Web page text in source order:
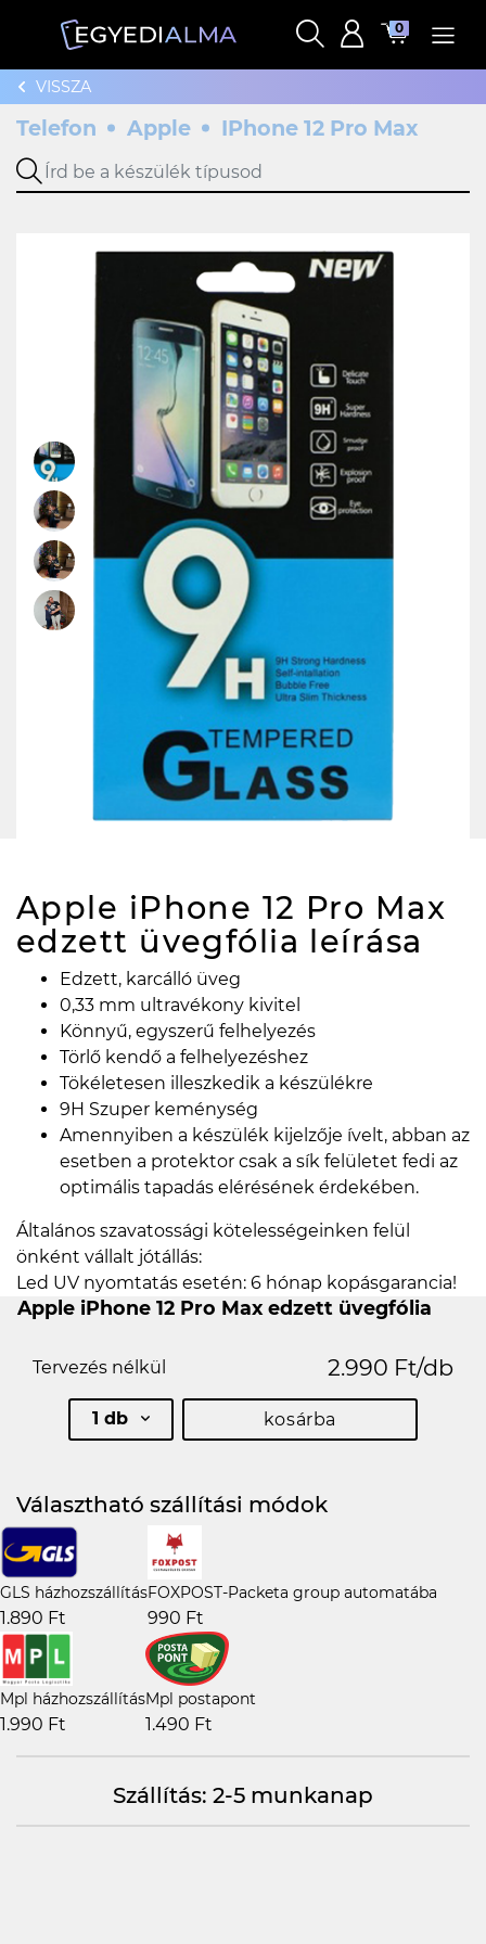
0
VISSZA
Telefon Apple IPhone 12 Pro Max
Apple iPhone 12 Pro Max
edzett üvegfólia leírása
Edzett, karcálló üveg
0,33 mm ultravékony kivitel
Könnyű, egyszerű felhelyezés
Törlő kendő a felhelyezéshez
Tökéletesen illeszkedik a készülékre
9H Szuper keménység
Amennyiben a készülék kijelzője ívelt, abban az
esetben a protektor csak a sík felületet fedi az
optimális tapadás elérésének érdekében.
Általános szavatossági kötelességeinken felül
önként vállalt jótállás:
Led UV nyomtatás esetén: 6 hónap kopásgarancia!
Apple iPhone 12 Pro Max edzett üvegfólia
Tervezés nélkül 2.990 Ft/db
1 db kosárba
Választható szállítási módok
GLS házhozszállítás
1.890 Ft
FOXPOST-Packeta group automatába
990 Ft
Mpl házhozszállítás
1.990 Ft
Mpl postapont
1.490 Ft
Szállítás: 2-5 munkanap